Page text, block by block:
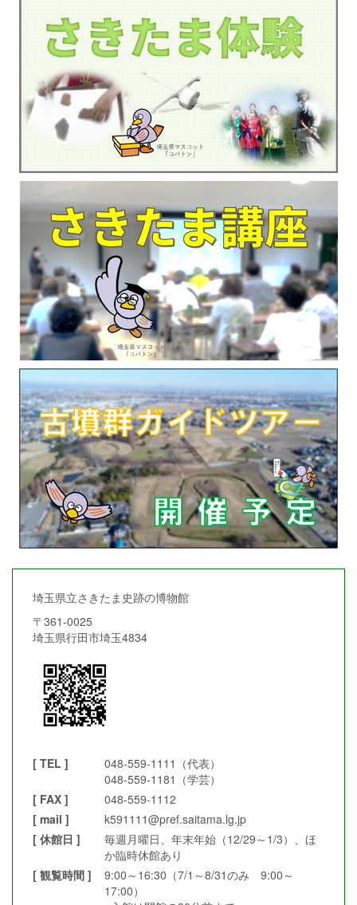
埼玉県立さきたま史跡の博物館
〒361-0025
埼玉県行田市埼玉4834
[ TEL ]
048-559-1111（代表）
048-559-1181（学芸）
[ FAX ]
048-559-1112
[ mail ]
k591111@pref.saitama.lg.jp
[ 休館日 ]
毎週月曜日、年末年始（12/29～1/3）、ほ
か臨時休館あり
[ 観覧時間 ]
9:00～16:30（7/1～8/31のみ 9:00～
17:00）